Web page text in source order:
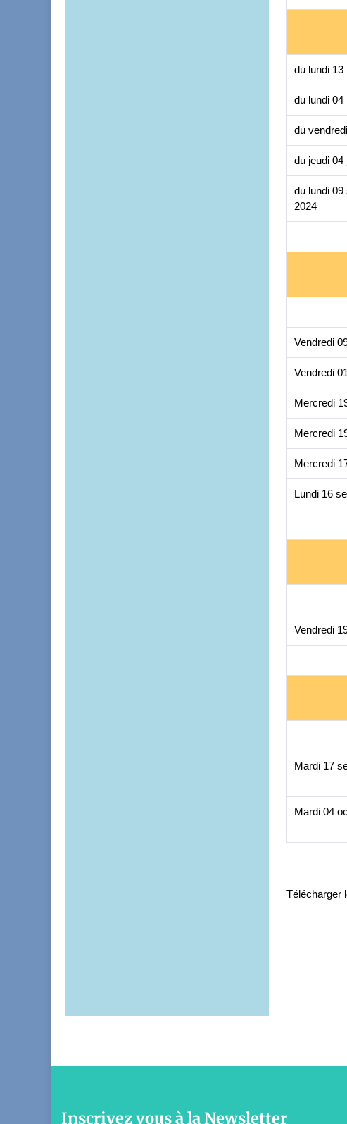
du lundi
du lundi
du
du jeudi 04
du lundi
2024
Vendredi
Vendredi
Mercredi
Mercredi
Mercredi
Lundi 16
Vendredi
Mardi 17
Mardi 04
Télécharger
Inscrivez vous à la Newsletter